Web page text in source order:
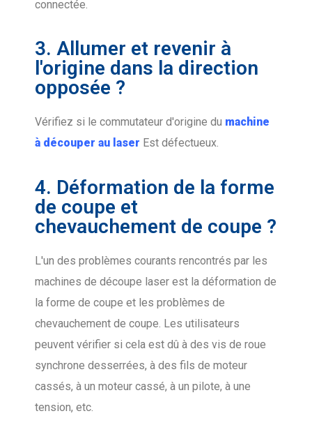
connectée.
3. Allumer et revenir à
l'origine dans la direction
opposée ?
Vérifiez si le commutateur d'origine du machine
à découper au laser Est défectueux.
4. Déformation de la forme
de coupe et
chevauchement de coupe ?
L'un des problèmes courants rencontrés par les
machines de découpe laser est la déformation de
la forme de coupe et les problèmes de
chevauchement de coupe. Les utilisateurs
peuvent vérifier si cela est dû à des vis de roue
synchrone desserrées, à des fils de moteur
cassés, à un moteur cassé, à un pilote, à une
tension, etc.